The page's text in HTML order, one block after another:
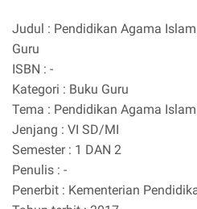
Judul : Pendidikan Agama
Guru
ISBN : -
Kategori : Buku Guru
Tema : Pendidikan Agama
Jenjang : VI SD/MI
Semester : 1 DAN 2
Penulis : -
Penerbit : Kementerian